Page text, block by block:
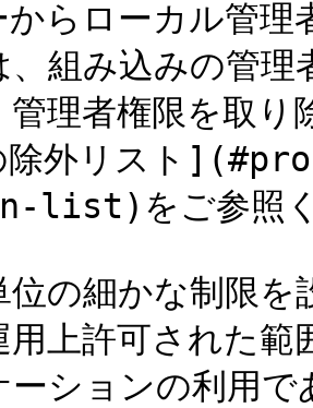
らローカル管
、組み込みの管
管理者権限を取
除外リスト
list)をご参照く
位の細かな制限
用上許可された
ーションの利用